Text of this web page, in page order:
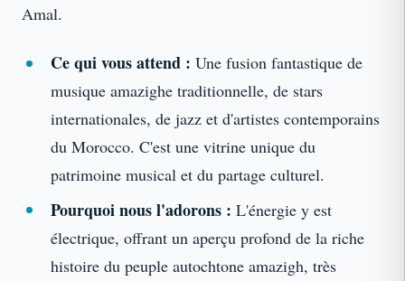
Amal.
Ce qui vous attend : Une fusion fantastique de
musique amazighe traditionnelle, de stars
internationales, de jazz et d'artistes contemporains
du Morocco. C'est une vitrine unique du
patrimoine musical et du partage culturel.
Pourquoi nous l'adorons : L'énergie y est
électrique, offrant un aperçu profond de la riche
histoire du peuple autochtone amazigh, très